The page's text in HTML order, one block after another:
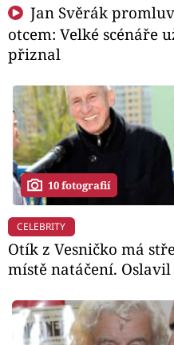
Jan Svěrák
otcem: Velké scénáře
přiznal
10 fotografií
CELEBRITY
Otík z Vesničko má
místě natáčení.